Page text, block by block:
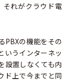
それがクラウド電
PBXの機能をその
いうインターネッ
設置しなくても内
ド上で今までと同